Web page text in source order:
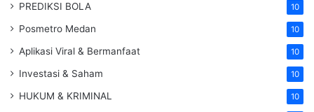
PREDIKSI BOLA 10
Posmetro Medan 10
Aplikasi Viral & Bermanfaat 10
Investasi & Saham 10
HUKUM & KRIMINAL 10